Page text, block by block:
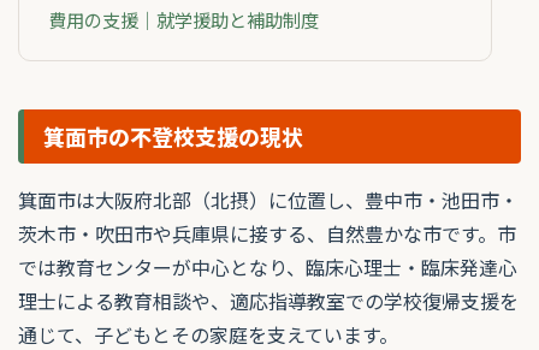
費用の支援｜就学援助と補助制度
箕面市の不登校支援の現状
箕面市は大阪府北部（北摂）に位置し、豊中市・池田市・
茨木市・吹田市や兵庫県に接する、自然豊かな市です。市
では教育センターが中心となり、臨床心理士・臨床発達心
理士による教育相談や、適応指導教室での学校復帰支援を
通じて、子どもとその家庭を支えています。